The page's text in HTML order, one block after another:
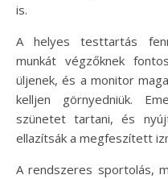
is.
A helyes testtartás
munkát végzőknek
üljenek, és a monitor
kelljen görnyedniük.
szünetet tartani, és
ellazítsák a megfeszített
A rendszeres sportolás,